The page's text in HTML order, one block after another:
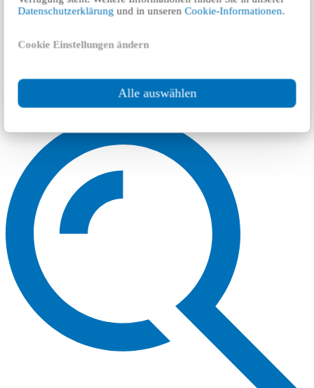
Datenschutzerklärung und in unserenCookie-Informationen.
Cookie Einstellungen ändern
Alle auswählen